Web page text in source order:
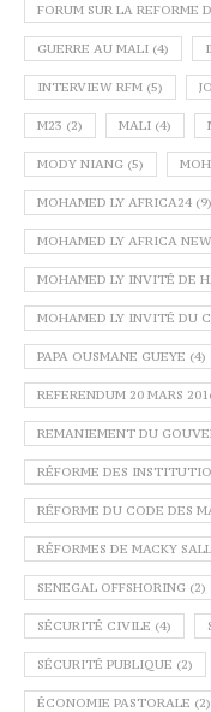
FORUM SUR LA REFORME
GUERRE AU MALI (4)
INTERVIEW RFM (5)
M23 (2) MALI (4)
MODY NIANG (5)
MOHAMED LY AFRICA24 (9)
MOHAMED LY AFRICA
MOHAMED LY INVITÉ DE
MOHAMED LY INVITÉ DU
PAPA OUSMANE GUEYE (4)
REFERENDUM 20 MARS
REMANIEMENT DU
RÉFORME DES
RÉFORME DU CODE DES
RÉFORMES DE MACKY SALL
SENEGAL OFFSHORING (2)
SÉCURITÉ CIVILE (4)
SÉCURITÉ PUBLIQUE (2)
ÉCONOMIE PASTORALE (2)